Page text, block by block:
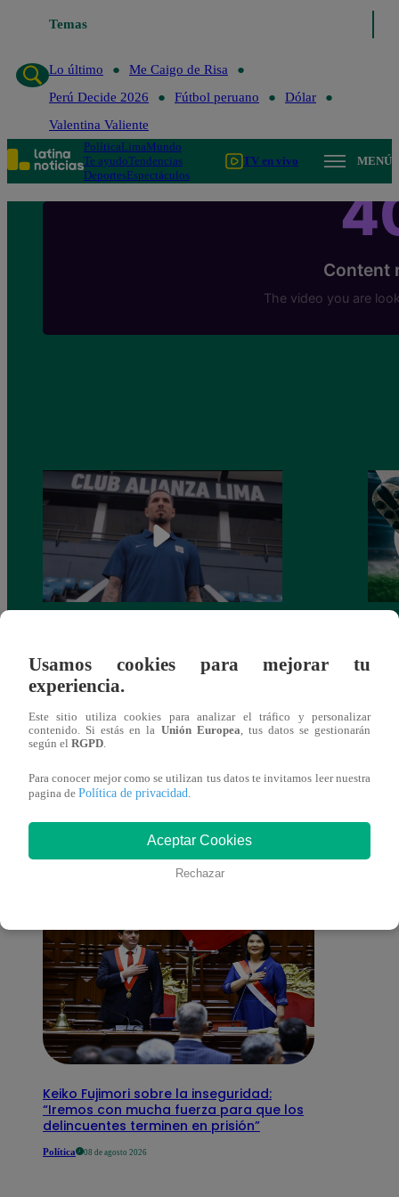
Temas
Lo último
Me Caigo de Risa
Perú Decide 2026
Fútbol peruano
Dólar
Valentina Valiente
PolíticaLimaMundo
Te ayudoTendencias
DeportesEspectáculos
TV en vivo MENÚ
como nuevo fichaje para el Torneo
Clausura 2025
También te puede
interesar
Keiko Fujimori sobre la inseguridad:
“Iremos con mucha fuerza para que los
delincuentes terminen en prisión”
Política 08 de agosto 2026
Usamos cookies para mejorar tu
experiencia.
Este sitio utiliza cookies para analizar el tráfico y personalizar
contenido. Si estás en la Unión Europea, tus datos se gestionarán
según el RGPD.
Para conocer mejor como se utilizan tus datos te invitamos leer nuestra
pagina de Política de privacidad.
Aceptar Cookies
Rechazar